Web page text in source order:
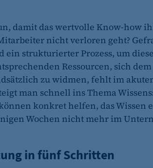
damit das wertvolle Know-how
nicht verloren geht?
strukturierter Prozess, um
Ressourcen, sich
zu widmen, fehlt im
man schnell ins Thema
konkret helfen, das Wissen
Wochen nicht mehr im
in fünf Schritten